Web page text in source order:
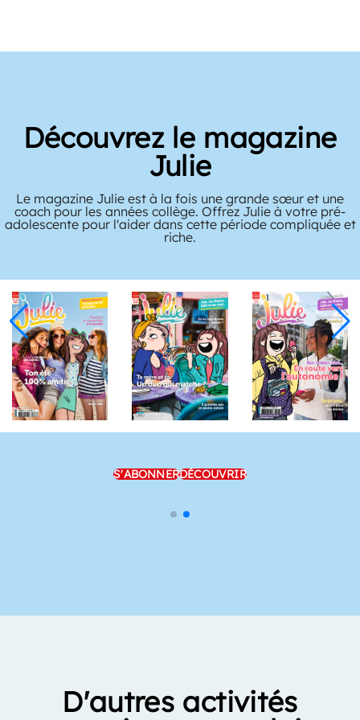
Découvrez le magazine
Julie
Le magazine Julie est à la fois une grande sœur et une
coach pour les années collège. Offrez Julie à votre pré-
adolescente pour l'aider dans cette période compliquée et
riche.
S'ABONNERDÉCOUVRIR
D'autres activités